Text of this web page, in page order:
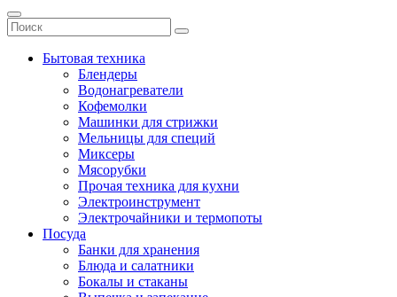
Бытовая техника
Блендеры
Водонагреватели
Кофемолки
Машинки для стрижки
Мельницы для специй
Миксеры
Мясорубки
Прочая техника для кухни
Электроинструмент
Электрочайники и термопоты
Посуда
Банки для хранения
Блюда и салатники
Бокалы и стаканы